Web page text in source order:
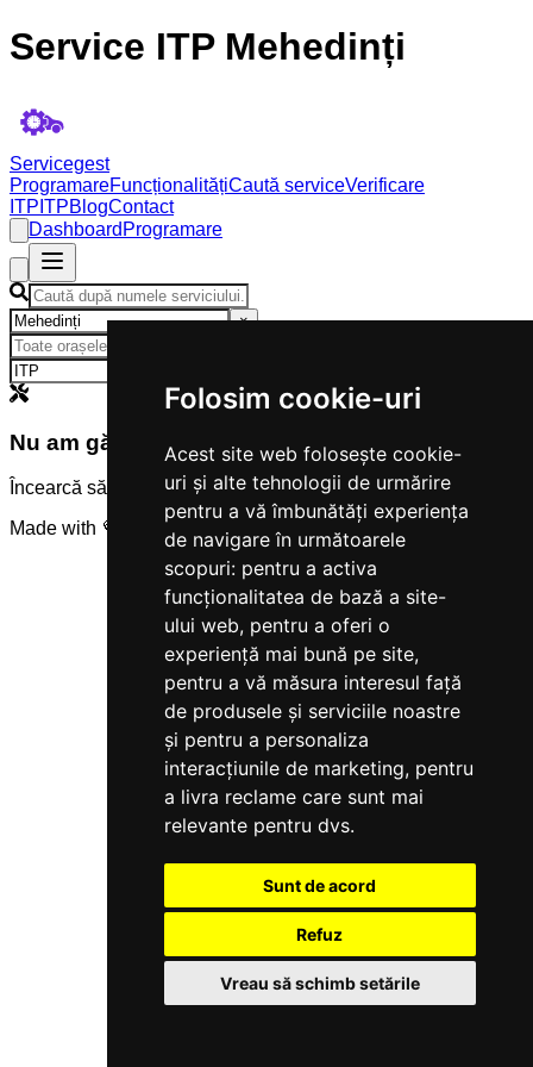
Folosim cookie-uri
Acest site web folosește cookie-
uri și alte tehnologii de urmărire
pentru a vă îmbunătăți experiența
de navigare în următoarele
scopuri: pentru a activa
funcționalitatea de bază a site-
ului web, pentru a oferi o
experiență mai bună pe site,
pentru a vă măsura interesul față
de produsele și serviciile noastre
și pentru a personaliza
interacțiunile de marketing, pentru
a livra reclame care sunt mai
relevante pentru dvs.
Sunt de acord
Refuz
Vreau să schimb setările
Service ITP Mehedinți
Servicegest
ProgramareFuncționalitățiCaută serviceVerificare
ITP ITPBlogContact
Dashboard Programare
×
Nu am găsit servicii
Încearcă să modifici criteriile de căutare.
Made with 💜 by
Servicegest